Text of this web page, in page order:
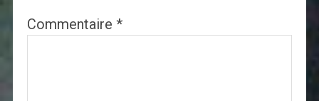
Commentaire *